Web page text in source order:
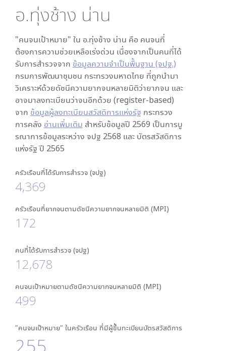
อ.ทุ่งช้าง น่าน
"คนจนเป้าหมาย" ใน อ.ทุ่งช้าง น่าน คือ คนจนที่
ต้องการความช่วยเหลือเร่งด่วน เนื่องจากเป็นคนที่ได้
รับการสำรวจจาก ข้อมูลความจำเป็นพื้นฐาน (จปฐ.)
กรมการพัฒนาชุมชน กระทรวงมหาดไทย ที่ถูกนำมา
วิเคราะห์ด้วยดัชนีความยากจนหลายมิติว่ายากจน และ
อาจมาลงทะเบียนว่าจนอีกด้วย (register-based)
จาก ข้อมูลผู้ลงทะเบียนสวัสดิการแห่งรัฐ กระทรวง
การคลัง อ่านเพิ่มเติม สำหรับข้อมูลปี 2569 เป็นการบู
รณาการข้อมูลระหว่าง จปฐ 2568 และ บัตรสวัสดิการ
แห่งรัฐ ปี 2565
ครัวเรือนที่ได้รับการสำรวจ (จปฐ)
4,369
ครัวเรือนที่ยากจนตามดัชนีความยากจนหลายมิติ (MPI)
172
คนที่ได้รับการสำรวจ (จปฐ)
12,678
คนจนเป้าหมายตามดัชนีความยากจนหลายมิติ (MPI)
499
"คนจนเป้าหมาย" ในครัวเรือน ที่มีผู้ขึ้นทะเบียนบัตรสวัสดิการ